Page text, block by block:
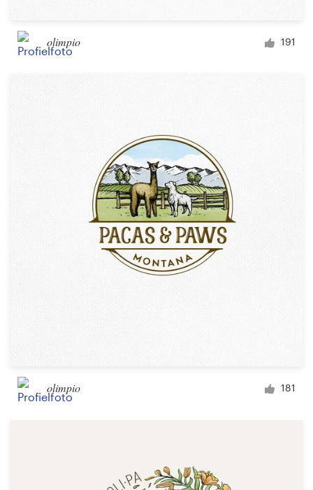
olimpio 191
olimpio 181